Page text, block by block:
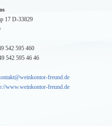
17 D-33829
542 595 460
542 595 46 46
freund.de
www.weinkontor-freund.de